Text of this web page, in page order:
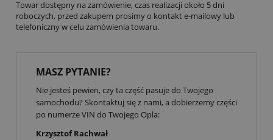
Towar dostępny na zamówienie, czas realizacji około 5 dni
roboczych, przed zakupem prosimy o kontakt e-mailowy lub
telefoniczny w celu zamówienia towaru.
MASZ PYTANIE?
Nie jesteś pewien, czy ta część pasuje do Twojego
samochodu? Skontaktuj się z nami, a dobierzemy części
po numerze VIN do Twojego Opla:
Krzysztof Rachwał